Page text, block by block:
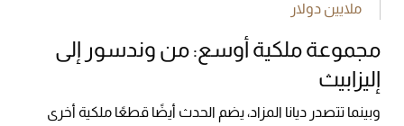
ملايين دولار
مجموعة ملكية أوسع: من وندسور إلى
إليزابيث
وبينما تتصدر ديانا المزاد، يضم الحدث أيضًا قطعًا ملكية أخرى